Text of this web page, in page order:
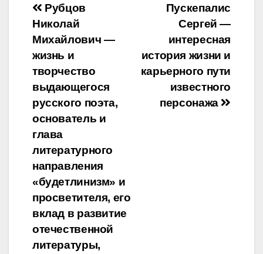
Навигация
по
записям
Пускепалис
Сергей —
интересная
история жизни и
карьерного пути
известного
персонажа
Рубцов
Николай
Михайлович —
жизнь и
творчество
выдающегося
русского поэта,
основатель и
глава
литературного
направления
«будетлинизм» и
просветителя, его
вклад в развитие
отечественной
литературы,